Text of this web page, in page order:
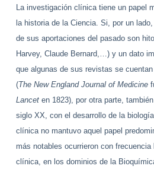
La investigación clínica tiene un papel
la historia de la Ciencia. Si, por un
de sus aportaciones del pasado son
Harvey, Claude Bernard,…) y un dato
que algunas de sus revistas se
(The New England Journal of Medicine
Lanceten 1823), por otra parte,
siglo XX, con el desarrollo de la
clínica no mantuvo aquel papel
más notables ocurrieron con
clínica, en los dominios de la